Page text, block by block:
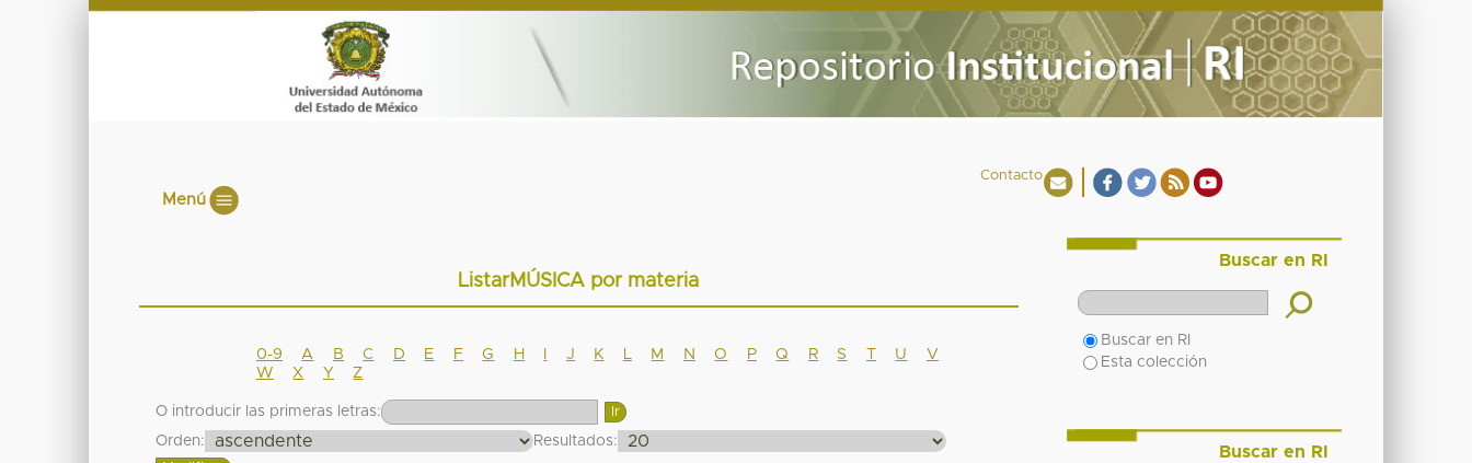
Contacto
Menú
ListarMÚSICA por materia
0-9 A B C D E F G H J K M N O P Q R S T U
V
W
X Y Z
O introducir las primeras letras:
Orden:
Resultados:
Buscar en RI
Buscar en RI
Esta colección
Buscar en RI